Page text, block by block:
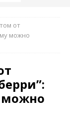
от
можно
можно